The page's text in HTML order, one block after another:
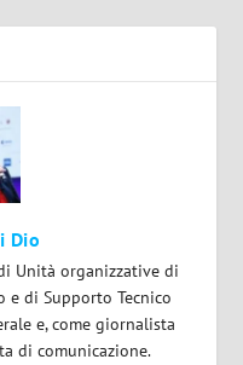
Dio
Unità organizzative di
e di Supporto Tecnico
e, come giornalista
di comunicazione.